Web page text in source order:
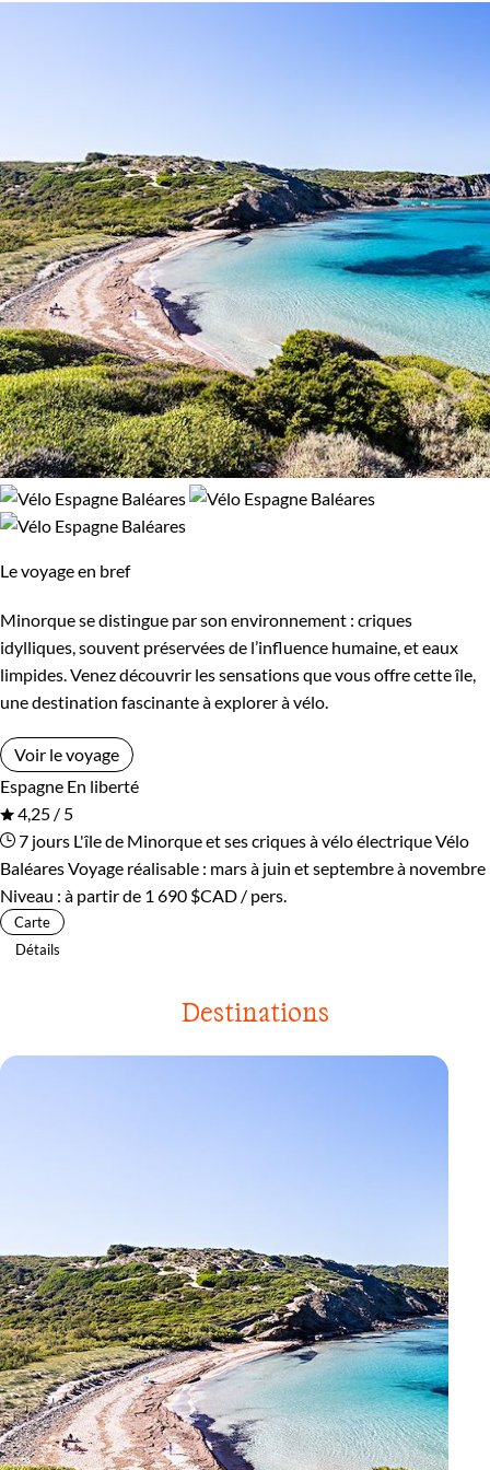
Le voyage en bref
Minorque se distingue par son environnement : criques
idylliques, souvent préservées de l’influence humaine, et eaux
limpides. Venez découvrir les sensations que vous offre cette île,
une destination fascinante à explorer à vélo.
Voir le voyage
Espagne En liberté
4,25 / 5
7 jours L'île de Minorque et ses criques à vélo électriqueVélo
BaléaresVoyage réalisable : mars à juin et septembre à novembre
Niveau : à partir de 1 690 $CAD / pers.
Carte
Détails
Destinations